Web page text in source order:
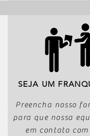
SEJA UM
Preencha nosso
para que nossa
em contato com